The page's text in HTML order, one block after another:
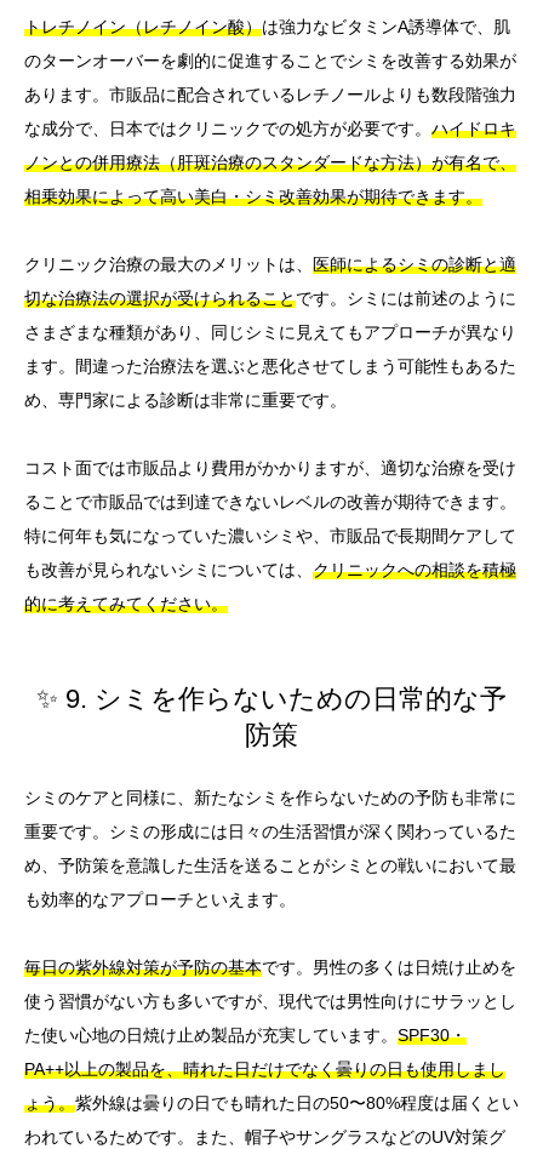
トレチノイン（レチノイン酸）は強力なビタミンA誘導体で、肌
のターンオーバーを劇的に促進することでシミを改善する効果が
あります。市販品に配合されているレチノールよりも数段階強力
な成分で、日本ではクリニックでの処方が必要です。 ハイドロキ
ノンとの併用療法（肝斑治療のスタンダードな方法）が有名で、
相乗効果によって高い美白・シミ改善効果が期待できます。
クリニック治療の最大のメリットは、 医師によるシミの診断と適
切な治療法の選択が受けられることです。シミには前述のように
さまざまな種類があり、同じシミに見えてもアプローチが異なり
ます。間違った治療法を選ぶと悪化させてしまう可能性もあるた
め、専門家による診断は非常に重要です。
コスト面では市販品より費用がかかりますが、適切な治療を受け
ることで市販品では到達できないレベルの改善が期待できます。
特に何年も気になっていた濃いシミや、市販品で長期間ケアして
も改善が見られないシミについては、 クリニックへの相談を積極
的に考えてみてください。
✨ 9. シミを作らないための日常的な予
防策
シミのケアと同様に、新たなシミを作らないための予防も非常に
重要です。シミの形成には日々の生活習慣が深く関わっているた
め、予防策を意識した生活を送ることがシミとの戦いにおいて最
も効率的なアプローチといえます。
毎日の紫外線対策が予防の基本です。男性の多くは日焼け止めを
使う習慣がない方も多いですが、現代では男性向けにサラッとし
た使い心地の日焼け止め製品が充実しています。 SPF30・
PA++以上の製品を、晴れた日だけでなく曇りの日も使用しまし
ょう。紫外線は曇りの日でも晴れた日の50〜80%程度は届くとい
われているためです。また、帽子やサングラスなどのUV対策グ